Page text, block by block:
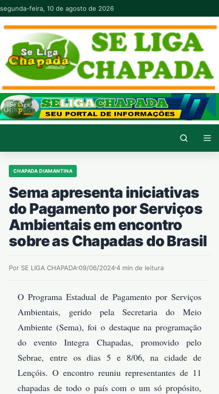
Pular para o conteúdo
segunda-feira, 10 de agosto de 2026
CHAPADA DIAMANTINA
Sema apresenta iniciativas
do Pagamento por Serviços
Ambientais em encontro
sobre as Chapadas do Brasil
Por SE LIGA CHAPADA 09/06/20244 min de leitura
O Programa Estadual de Pagamento por Serviços
Ambientais, gerido pela Secretaria do Meio
Ambiente (Sema), foi o destaque na programação
do evento Integra Chapadas, promovido pelo
Sebrae, entre os dias 5 e 8/06, na cidade de
Lençóis. O encontro reuniu representantes de 11
chapadas de todo o país com o um só propósito,